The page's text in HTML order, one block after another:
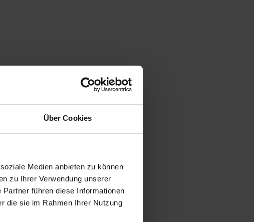
Über Cookies
Medien anbieten zu können
zu Ihrer Verwendung unserer
führen diese Informationen
die sie im Rahmen Ihrer Nutzung
als „Nutzer“).